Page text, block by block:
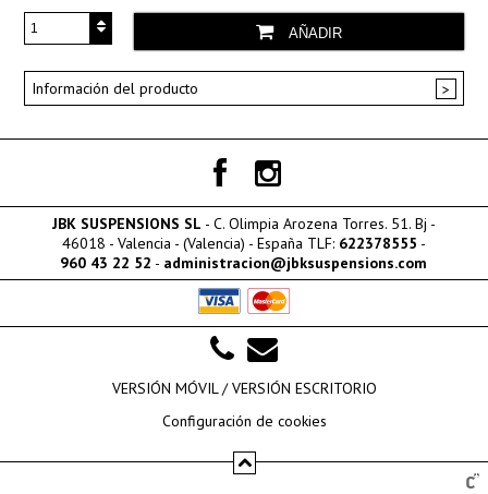
AÑADIR
Información del producto
JBK SUSPENSIONS SL - C. Olimpia Arozena Torres. 51. Bj -
46018 - Valencia - (Valencia) - España TLF: 622378555 -
960 43 22 52 - administracion@jbksuspensions.com
VERSIÓN MÓVIL /VERSIÓN ESCRITORIO
Configuración de cookies